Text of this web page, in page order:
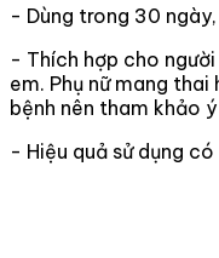
- Dùng trong 30
- Thích hợp cho
em. Phụ nữ mang
bệnh nên tham khảo
- Hiệu quả sử dụng